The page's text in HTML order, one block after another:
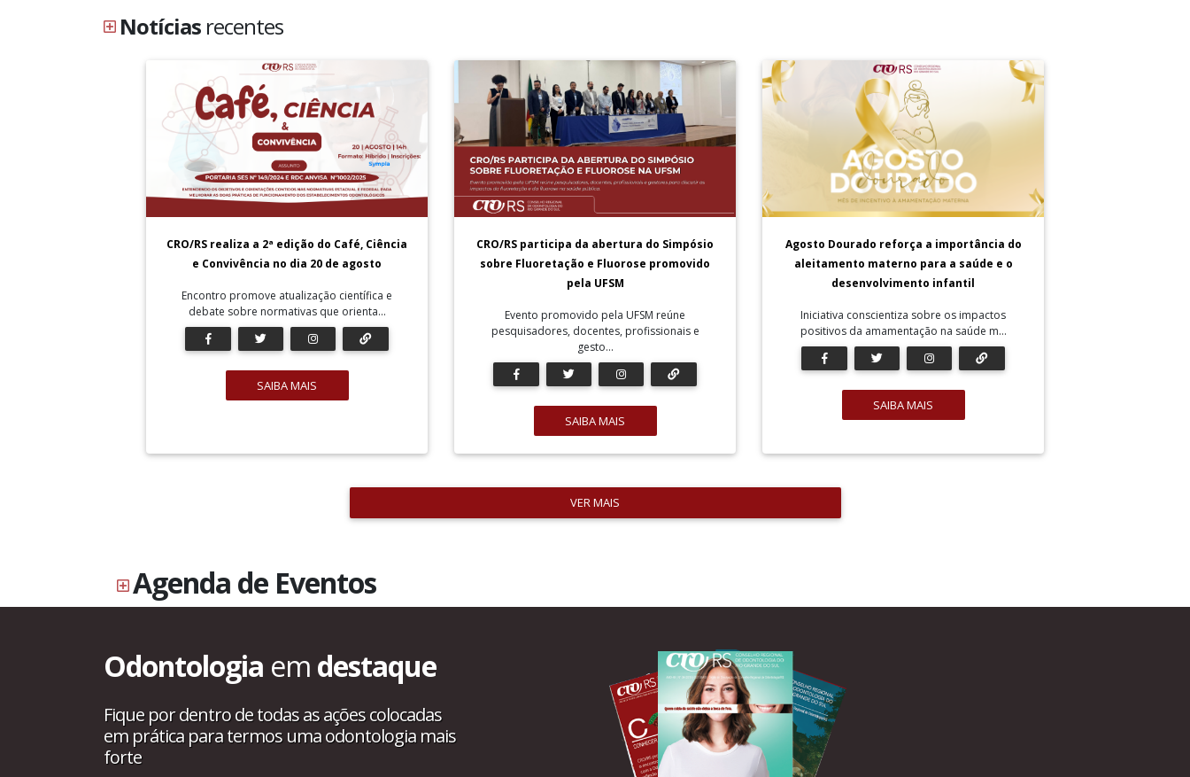
Notícias recentes
CRO/RS realiza a 2ª edição do Café, Ciência
e Convivência no dia 20 de agosto
Encontro promove atualização científica e
debate sobre normativas que orienta...
SAIBA MAIS
CRO/RS participa da abertura do Simpósio
sobre Fluoretação e Fluorose promovido
pela UFSM
Evento promovido pela UFSM reúne
pesquisadores, docentes, profissionais e
gesto...
SAIBA MAIS
Agosto Dourado reforça a importância do
aleitamento materno para a saúde e o
desenvolvimento infantil
Iniciativa conscientiza sobre os impactos
positivos da amamentação na saúde m...
SAIBA MAIS
VER MAIS
Agenda de Eventos
Odontologia em destaque
Fique por dentro de todas as ações colocadas
em prática para termos uma odontologia mais
forte